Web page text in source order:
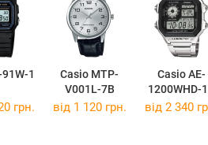
1
Casio MTP-
V001L-7B
Casio AE-
1200WHD-
грн. від 1 120 грн. від 2 340